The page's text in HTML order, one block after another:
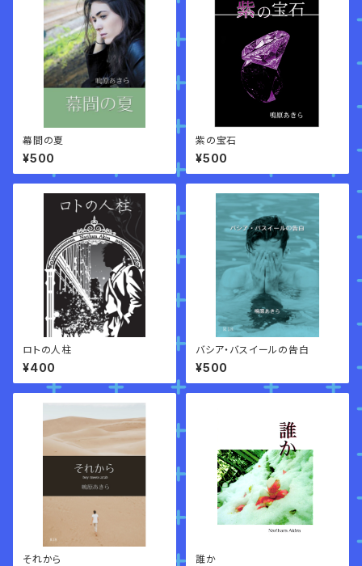
幕間の夏
¥500
紫の宝石
¥500
ロトの人柱
¥400
バシア・バスイールの告白
¥500
それから 誰か